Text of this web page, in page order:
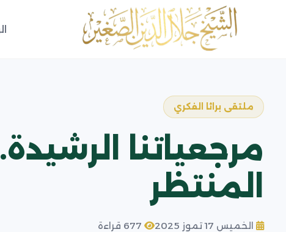
ملتقى براثا الفكري
مرجعياتنا
المنتظر
الخميس 17 تموز 2025